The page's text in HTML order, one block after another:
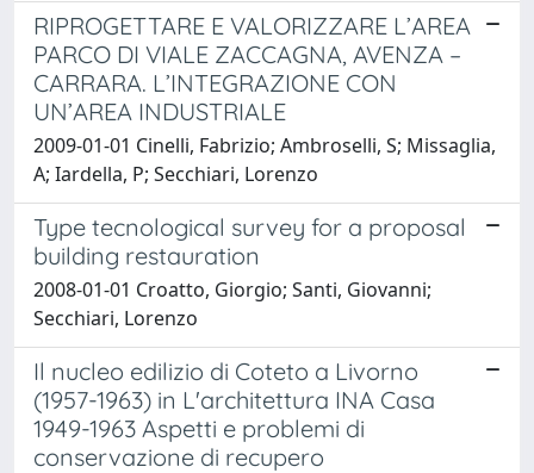
RIPROGETTARE E VALORIZZARE L’AREA
PARCO DI VIALE ZACCAGNA, AVENZA –
CARRARA. L’INTEGRAZIONE CON
UN’AREA INDUSTRIALE
2009-01-01 Cinelli, Fabrizio; Ambroselli, S; Missaglia,
A; Iardella, P; Secchiari, Lorenzo
Type tecnological survey for a proposal
building restauration
2008-01-01 Croatto, Giorgio; Santi, Giovanni;
Secchiari, Lorenzo
Il nucleo edilizio di Coteto a Livorno
(1957-1963) in L'architettura INA Casa
1949-1963 Aspetti e problemi di
conservazione di recupero